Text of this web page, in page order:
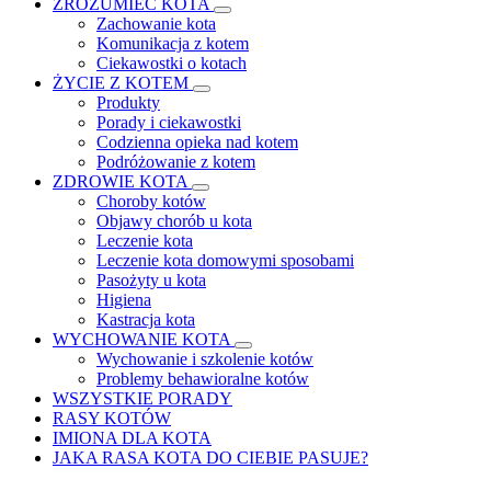
ZROZUMIEĆ KOTA
Zachowanie kota
Komunikacja z kotem
Ciekawostki o kotach
ŻYCIE Z KOTEM
Produkty
Porady i ciekawostki
Codzienna opieka nad kotem
Podróżowanie z kotem
ZDROWIE KOTA
Choroby kotów
Objawy chorób u kota
Leczenie kota
Leczenie kota domowymi sposobami
Pasożyty u kota
Higiena
Kastracja kota
WYCHOWANIE KOTA
Wychowanie i szkolenie kotów
Problemy behawioralne kotów
WSZYSTKIE PORADY
RASY KOTÓW
IMIONA DLA KOTA
JAKA RASA KOTA DO CIEBIE PASUJE?